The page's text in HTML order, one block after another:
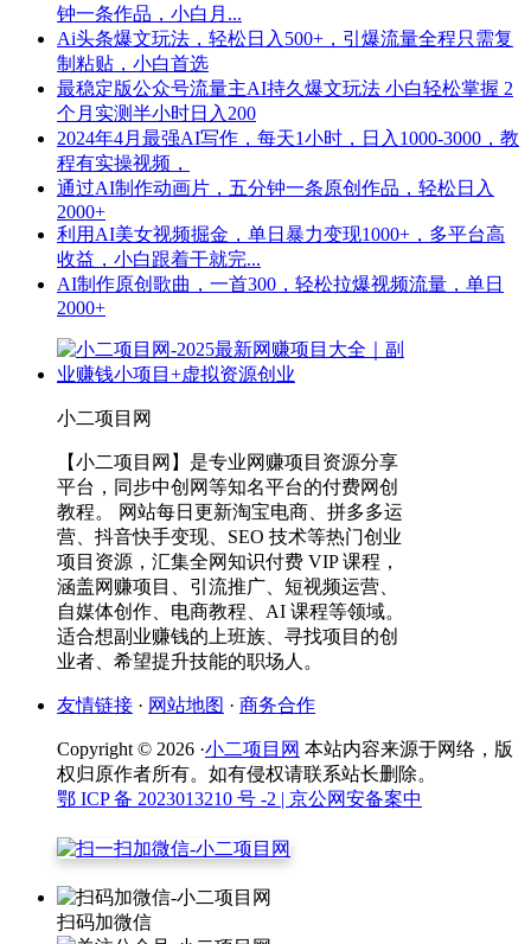
钟一条作品，小白月...
Ai头条爆文玩法，轻松日入500+，引爆流量全程只需复
制粘贴，小白首选
最稳定版公众号流量主AI持久爆文玩法 小白轻松掌握 2
个月实测半小时日入200
2024年4月最强AI写作，每天1小时，日入1000-3000，教
程有实操视频，
通过AI制作动画片，五分钟一条原创作品，轻松日入
2000+
利用AI美女视频掘金，单日暴力变现1000+，多平台高
收益，小白跟着干就完...
AI制作原创歌曲，一首300，轻松拉爆视频流量，单日
2000+
小二项目网
【小二项目网】是专业网赚项目资源分享
平台，同步中创网等知名平台的付费网创
教程。 网站每日更新淘宝电商、拼多多运
营、抖音快手变现、SEO 技术等热门创业
项目资源，汇集全网知识付费 VIP 课程，
涵盖网赚项目、引流推广、短视频运营、
自媒体创作、电商教程、AI 课程等领域。
适合想副业赚钱的上班族、寻找项目的创
业者、希望提升技能的职场人。
友情链接 · 网站地图 · 商务合作
Copyright © 2026 ·小二项目网 本站内容来源于网络，版
权归原作者所有。如有侵权请联系站长删除。
鄂 ICP 备 2023013210 号 -2 | 京公网安备案中
扫码加微信